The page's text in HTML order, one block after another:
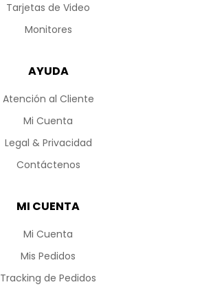
Tarjetas de Video
Monitores
AYUDA
Atención al Cliente
Mi Cuenta
Legal & Privacidad
Contáctenos
MI CUENTA
Mi Cuenta
Mis Pedidos
Tracking de Pedidos